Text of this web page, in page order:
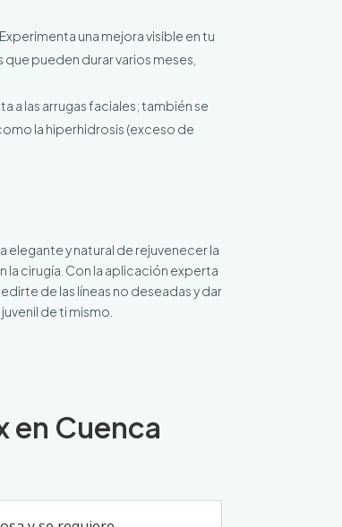
Experimenta una mejora visible en tu
pueden durar varios meses,
a las arrugas faciales; también se
la hiperhidrosis (exceso de
elegante y natural de rejuvenecer la
la cirugía. Con la aplicación experta
de las líneas no deseadas y dar
de ti mismo.
en Cuenca